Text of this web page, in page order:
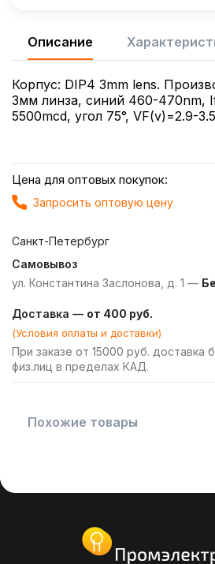
Описание
Корпус: DIP4 3mm lens.
3мм линза, синий 460-470nm,
5500mcd, угол 75°, VF(v)=2.9-3.5
Цена для оптовых покупок:
Запросить оптовую цену
Санкт-Петербург
Самовывоз
ул. Константина Заслонова, д. 1 —
Доставка — от 400 руб.
(Условия оплаты и доставки)
При заказе от 15000 руб. доставка
физ.лиц в пределах КАД.
Похожие товары